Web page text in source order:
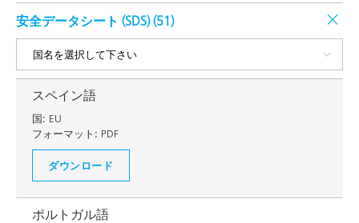
安全データシート (SDS) (51)
スペイン語
国: EU
フォーマット: PDF
ダウンロード
ポルトガル語